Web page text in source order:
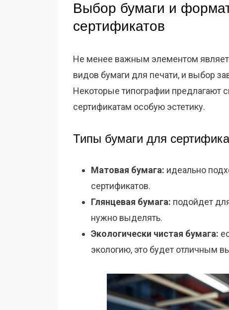
Выбор бумаги и
сертификатов
Не менее важным элементом
видов бумаги для печати, и выбор
Некоторые типографии предлагают
сертификатам особую эстетику.
Типы бумаги для
Матовая бумага: идеально
сертификатов.
Глянцевая бумага: подойдет
нужно выделять.
Экологически чистая бумага:
экологию, это будет отличным